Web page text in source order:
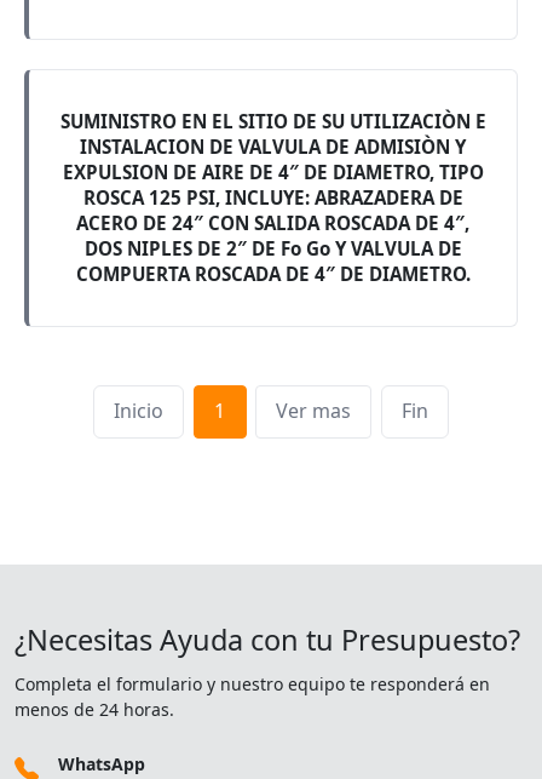
SUMINISTRO EN EL SITIO DE SU UTILIZACIÒN E
INSTALACION DE VALVULA DE ADMISIÒN Y
EXPULSION DE AIRE DE 4″ DE DIAMETRO, TIPO
ROSCA 125 PSI, INCLUYE: ABRAZADERA DE
ACERO DE 24″ CON SALIDA ROSCADA DE 4″,
DOS NIPLES DE 2″ DE Fo Go Y VALVULA DE
COMPUERTA ROSCADA DE 4″ DE DIAMETRO.
Inicio 1 Ver mas Fin
¿Necesitas Ayuda con tu Presupuesto?
Completa el formulario y nuestro equipo te responderá en
menos de 24 horas.
WhatsApp